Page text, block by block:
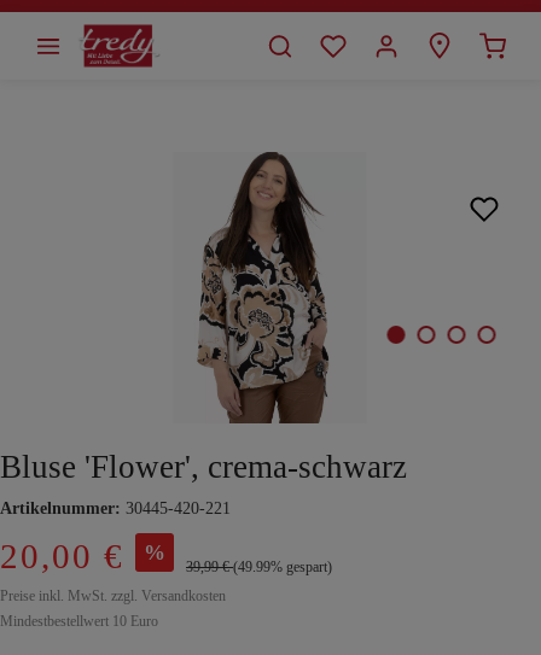
springen
Bluse 'Flower', crema-schwarz
Artikelnummer: 30445-420-221
20,00 € %
39,99 €(49.99% gespart)
Preise inkl. MwSt. zzgl. Versandkosten
Mindestbestellwert 10 Euro